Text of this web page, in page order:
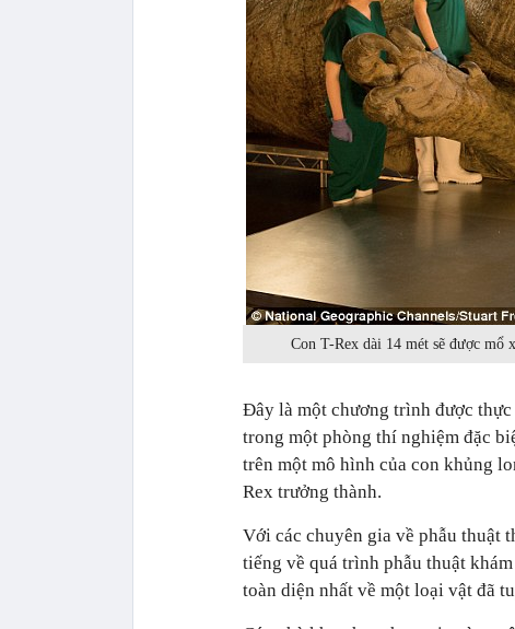
Con T-Rex dài 14 mét sẽ được mổ
Đây là một chương trình được
trong một phòng thí nghiệm đặc
trên một mô hình của con khủng
Rex trưởng thành.
Với các chuyên gia về phẫu thuật
tiếng về quá trình phẫu thuật
toàn diện nhất về một loại vật đã